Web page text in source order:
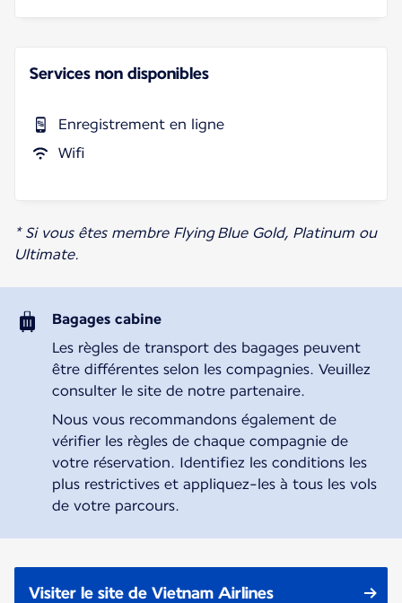
Services non disponibles
Enregistrement en ligne
Wifi
* Si vous êtes membre Flying Blue Gold, Platinum ou
Ultimate.
Bagages cabine
Les règles de transport des bagages peuvent
être différentes selon les compagnies. Veuillez
consulter le site de notre partenaire.
Nous vous recommandons également de
vérifier les règles de chaque compagnie de
votre réservation. Identifiez les conditions les
plus restrictives et appliquez-les à tous les vols
de votre parcours.
Visiter le site de Vietnam Airlines